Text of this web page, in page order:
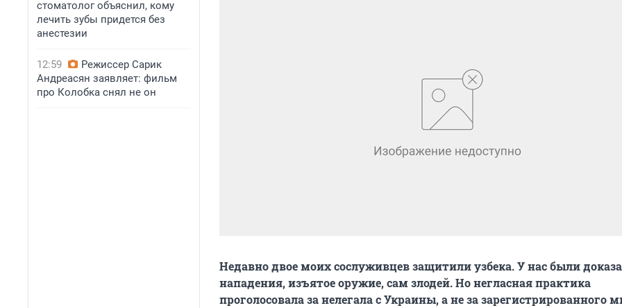
стоматолог объяснил, кому
лечить зубы придется без
анестезии
12:59
Режиссер Сарик
Андреасян заявляет: фильм
про Колобка снял не он
Недавно двое моих сослуживцев защитили узбека. У нас были
нападения, изъятое оружие, сам злодей. Но негласная практика
проголосовала за нелегала с Украины, а не за зарегистрированного